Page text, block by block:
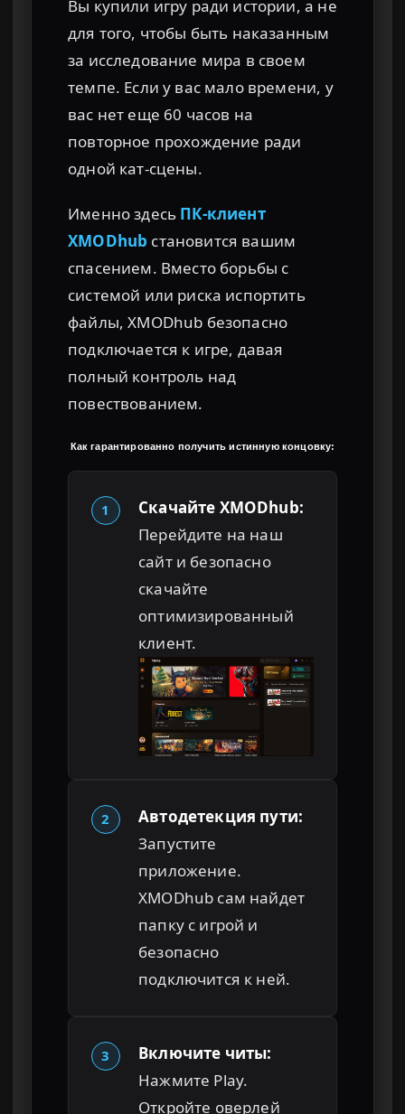
Вы купили игру ради истории, а не
для того, чтобы быть наказанным
за исследование мира в своем
темпе. Если у вас мало времени, у
вас нет еще 60 часов на
повторное прохождение ради
одной кат-сцены.
Именно здесь ПК-клиент
XMODhub становится вашим
спасением. Вместо борьбы с
системой или риска испортить
файлы, XMODhub безопасно
подключается к игре, давая
полный контроль над
повествованием.
Как гарантированно получить истинную концовку:
1
Скачайте XMODhub:
Перейдите на наш
сайт и безопасно
скачайте
оптимизированный
клиент.
2
Автодетекция пути:
Запустите
приложение.
XMODhub сам найдет
папку с игрой и
безопасно
подключится к ней.
3
Включите читы:
Нажмите Play.
Откройте оверлей